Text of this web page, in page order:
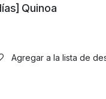
Quinoa
Agregar a la lista de